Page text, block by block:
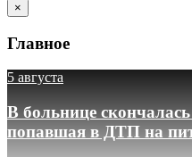
×
Главное
5 августа
В больнице
попавшая в ДТП на